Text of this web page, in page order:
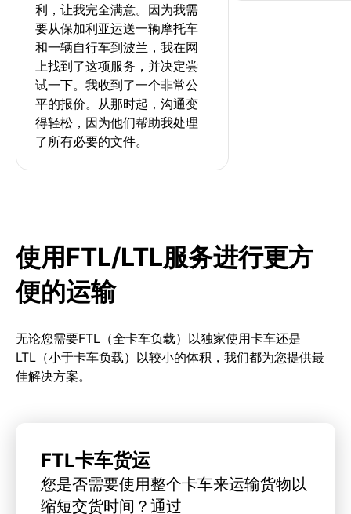
利，让我完全满意。因为我需
要从保加利亚运送一辆摩托车
和一辆自行车到波兰，我在网
上找到了这项服务，并决定尝
试一下。我收到了一个非常公
平的报价。从那时起，沟通变
得轻松，因为他们帮助我处理
了所有必要的文件。
使用FTL/LTL服务进行更方
便的运输
无论您需要FTL（全卡车负载）以独家使用卡车还是
LTL（小于卡车负载）以较小的体积，我们都为您提供最
佳解决方案。
FTL卡车货运
您是否需要使用整个卡车来运输货物以
缩短交货时间？通过